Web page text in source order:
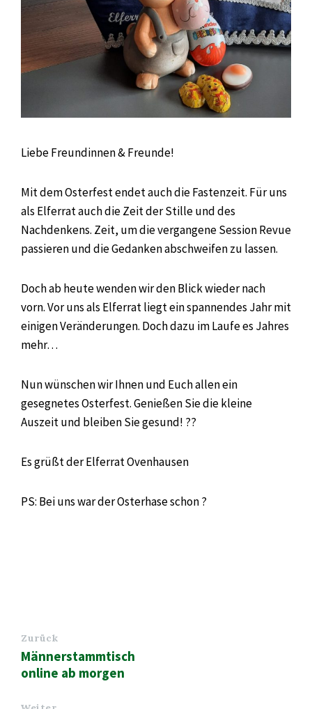
Liebe Freundinnen & Freunde!
Mit dem Osterfest endet auch die Fastenzeit. Für uns
als Elferrat auch die Zeit der Stille und des
Nachdenkens. Zeit, um die vergangene Session Revue
passieren und die Gedanken abschweifen zu lassen.
Doch ab heute wenden wir den Blick wieder nach
vorn. Vor uns als Elferrat liegt ein spannendes Jahr mit
einigen Veränderungen. Doch dazu im Laufe es Jahres
mehr…
Nun wünschen wir Ihnen und Euch allen ein
gesegnetes Osterfest. Genießen Sie die kleine
Auszeit und bleiben Sie gesund! ??
Es grüßt der Elferrat Ovenhausen
PS: Bei uns war der Osterhase schon ?
Zurück
Männerstammtisch
online ab morgen